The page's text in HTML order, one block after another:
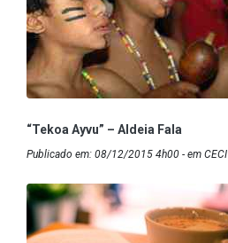
“Tekoa Ayvu” – Aldeia Fala
Publicado em: 08/12/2015 4h00 - em CECI